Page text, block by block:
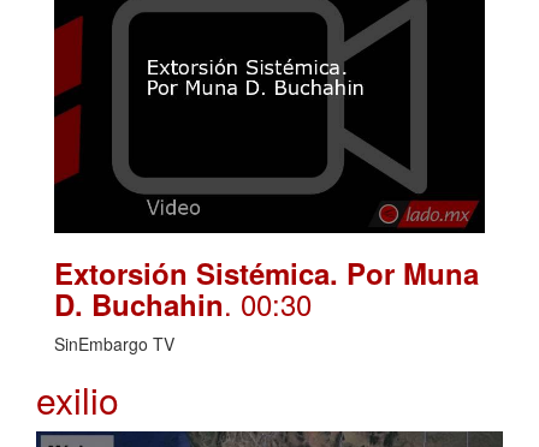
Extorsión Sistémica. Por Muna
D. Buchahin. 00:30
SinEmbargo TV
exilio